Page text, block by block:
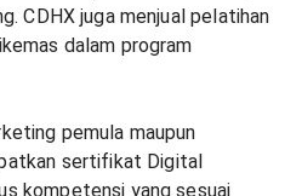
CDHX juga menjual pelatihan
dalam program
pemula maupun
sertifikat Digital
kompetensi yang sesuai